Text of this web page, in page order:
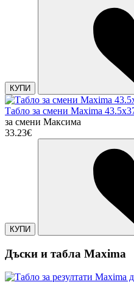
КУПИ
Табло за смени Maxima
за смени Максима
33.23€
КУПИ
Дъски и табла Maxima